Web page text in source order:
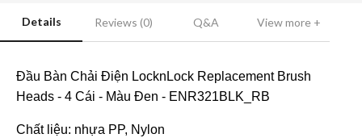
Details Reviews (0) Q&A View more +
Đầu Bàn Chải Điện LocknLock Replacement Brush
Heads - 4 Cái - Màu Đen - ENR321BLK_RB
Chất liệu: nhựa PP, Nylon